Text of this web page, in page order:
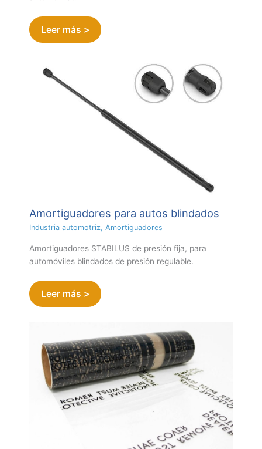
Leer más >
Amortiguadores para autos blindados
Industria automotriz,Amortiguadores
Amortiguadores STABILUS de presión fija, para
automóviles blindados de presión regulable.
Leer más >